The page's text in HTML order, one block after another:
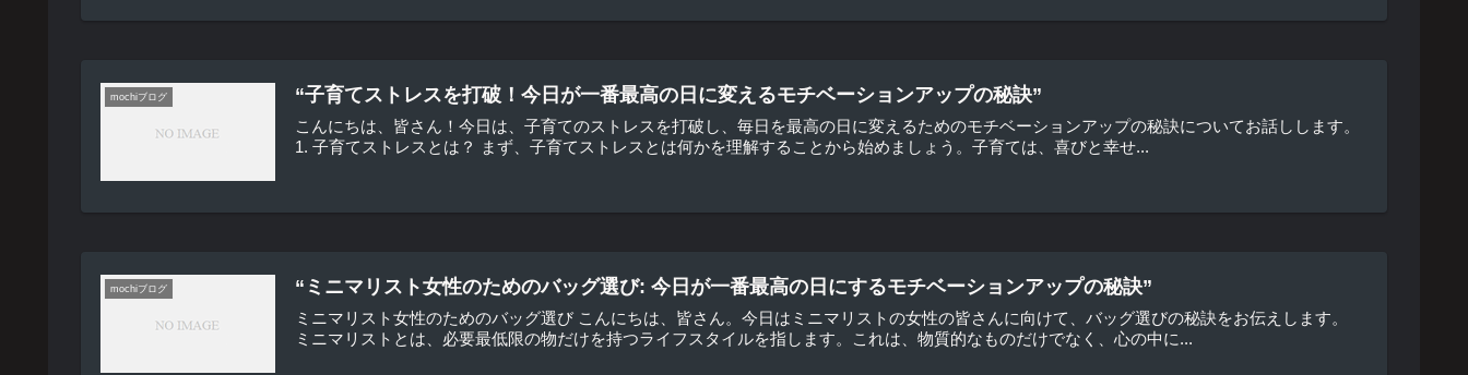
mochiブログ “子育てストレスを打破！今日が一番最高の日に変えるモチベーションアップの秘訣”
こんにちは、皆さん！今日は、子育てのストレスを打破し、毎日を最高の日に変えるためのモチベーションアップの秘訣についてお話しします。
1. 子育てストレスとは？ まず、子育てストレスとは何かを理解することから始めましょう。子育ては、喜びと幸せ...
mochiブログ “ミニマリスト女性のためのバッグ選び: 今日が一番最高の日にするモチベーションアップの秘訣”
ミニマリスト女性のためのバッグ選び こんにちは、皆さん。今日はミニマリストの女性の皆さんに向けて、バッグ選びの秘訣をお伝えします。
ミニマリストとは、必要最低限の物だけを持つライフスタイルを指します。これは、物質的なものだけでなく、心の中に...